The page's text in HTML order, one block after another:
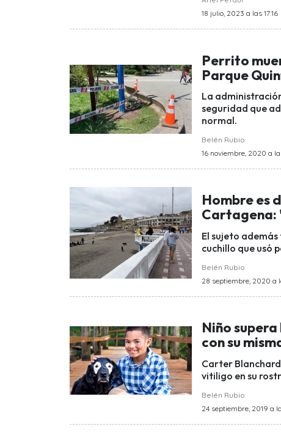
18 julio, 2023 a las 17:16
Perrito
Parque
La
seguridad que
normal.
Belén Rubio
16 noviembre, 2020 a
Hombre es
Cartagena:
El sujeto
cuchillo que usó
Belén Rubio
28 septiembre, 2020 a
Niño
con su
Carter
vitiligo en su
Belén Rubio
24 septiembre, 2019 a